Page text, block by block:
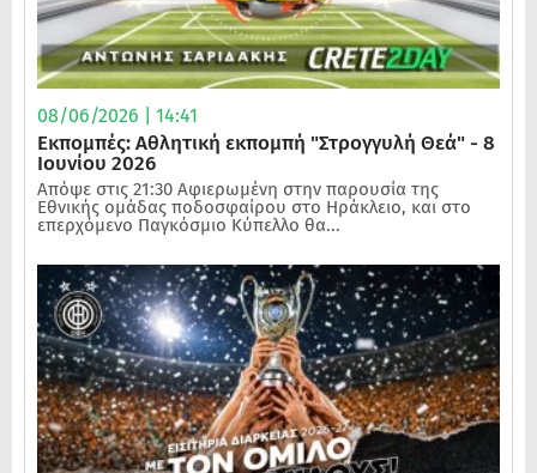
08/06/2026 | 14:41
Εκπομπές: Αθλητική εκπομπή "Στρογγυλή Θεά" - 8
Ιουνίου 2026
Απόψε στις 21:30 Αφιερωμένη στην παρουσία της
Εθνικής ομάδας ποδοσφαίρου στο Ηράκλειο, και στο
επερχόμενο Παγκόσμιο Κύπελλο θα...